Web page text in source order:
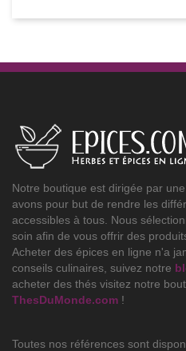
Notre boutique est dirigée par
avons pour but de rendre les
accessibles à tous. Nous
soin afin de vous offrir des
Acheter des épices en ligne n'a
conseils culinaires, suivez notre
acheter des thés visitez notre
ThesDuMonde.com !
Toutes nos références sont